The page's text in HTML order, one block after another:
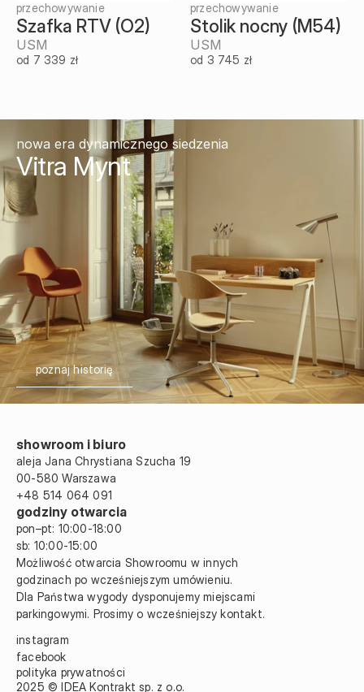
przechowywanie
Szafka RTV (O2)
USM
od 7 339 zł
przechowywanie
Stolik nocny (M54)
USM
od 3 745 zł
nowa era dynamicznego siedzenia
Vitra Mynt
poznaj historię
showroom i biuro
aleja Jana Chrystiana Szucha 19
00-580 Warszawa
+48 514 064 091
godziny otwarcia
pon–pt: 10:00-18:00
sb: 10:00-15:00
instagram
facebook
Możliwość otwarcia Showroomu w innych
godzinach po wcześniejszym umówieniu.
Dla Państwa wygody dysponujemy miejscami
parkingowymi. Prosimy o wcześniejszy kontakt.
polityka prywatności
2025 © IDEA Kontrakt sp. z o.o.